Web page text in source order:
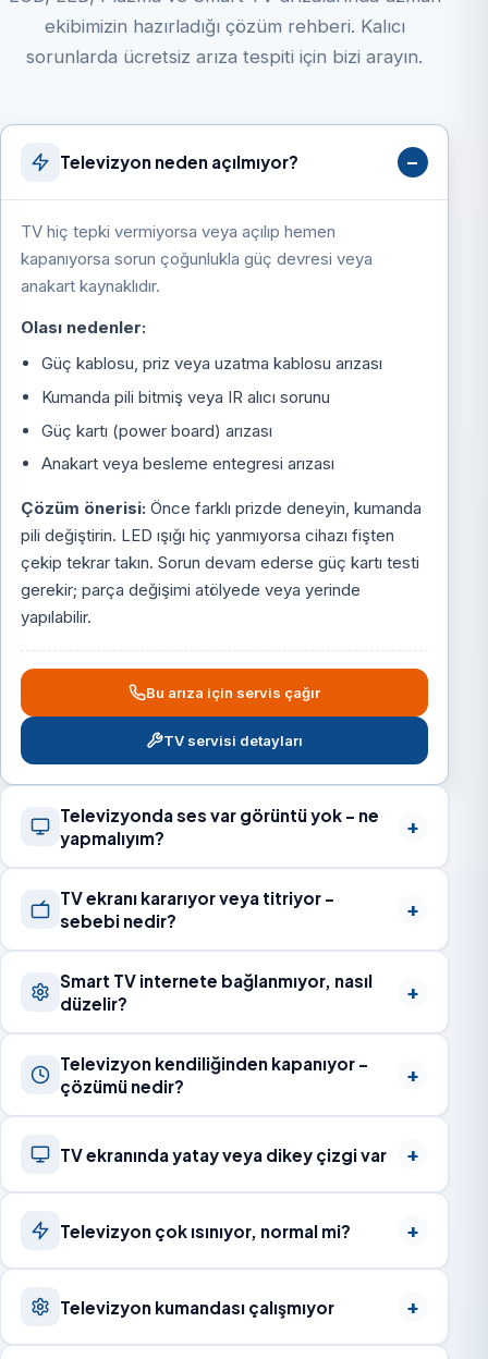
ekibimizin hazırladığı çözüm rehberi. Kalıcı
sorunlarda ücretsiz arıza tespiti için bizi arayın.
Televizyon neden açılmıyor?
TV hiç tepki vermiyorsa veya açılıp hemen
kapanıyorsa sorun çoğunlukla güç devresi veya
anakart kaynaklıdır.
Olası nedenler:
Güç kablosu, priz veya uzatma kablosu arızası
Kumanda pili bitmiş veya IR alıcı sorunu
Güç kartı (power board) arızası
Anakart veya besleme entegresi arızası
Çözüm önerisi: Önce farklı prizde deneyin, kumanda
pili değiştirin. LED ışığı hiç yanmıyorsa cihazı fişten
çekip tekrar takın. Sorun devam ederse güç kartı testi
gerekir; parça değişimi atölyede veya yerinde
yapılabilir.
Bu arıza için servis çağır
TV servisi detayları
Televizyonda ses var görüntü yok – ne
yapmalıyım?
TV ekranı kararıyor veya titriyor –
sebebi nedir?
Smart TV internete bağlanmıyor, nasıl
düzelir?
Televizyon kendiliğinden kapanıyor –
çözümü nedir?
TV ekranında yatay veya dikey çizgi var
Televizyon çok ısınıyor, normal mi?
Televizyon kumandası çalışmıyor